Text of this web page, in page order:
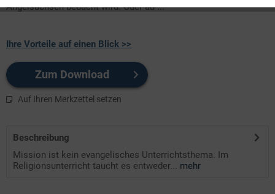
Angelsachsen bedacht wird. Oder au ...
Ihre Vorteile auf einen Blick >>
Zum Download
Auf Ihren Merkzettel setzen
Beschreibung
Mission ist kein evangelisches Unterrichtsthema. Im
Religionsunterricht taucht es entweder... mehr